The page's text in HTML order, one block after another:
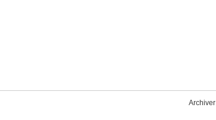
Archiver